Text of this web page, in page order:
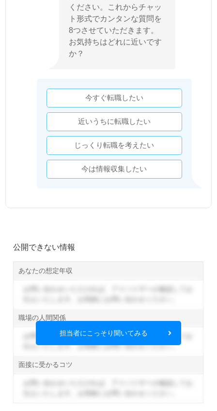
ください。これからチャッ
ト形式でカンタンな質問を
8つさせていただきます。
お気持ちはどれに近いです
か？
今すぐ転職したい
近いうちに転職したい
じっくり転職を考えたい
今は情報収集したい
公開できない情報
あなたの想定年収
職場の人間関係
お問い合わせいただければ、アドバイザーが確認してお
伝えいたします。お気軽にお問い合わせください。
面接に受かるコツ
担当者にこっそり聞いてみる